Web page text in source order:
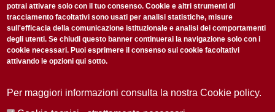
Accetto laPrivacy Policy
potrai attivare solo con il tuo consenso. Cookie e altri strumenti di
tracciamento facoltativi sono usati per analisi statistiche, misure
sull'efficacia della comunicazione istituzionale e analisi dei comportamenti
degli utenti. Se chiudi questo banner continuerai la navigazione solo con i
cookie necessari. Puoi esprimere il consenso sui cookie facoltativi
attivando le opzioni qui sotto.
Per maggiori informazioni consulta la nostra Cookie policy.